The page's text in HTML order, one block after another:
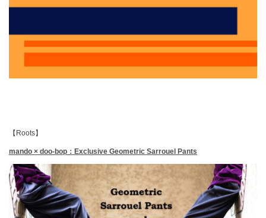
【Roots】
mando × doo-bop：Exclusive Geometric Sarrouel Pants